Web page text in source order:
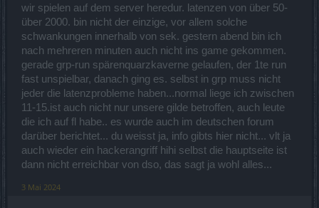
wir spielen auf dem server heredur. latenzen von über 50-
über 2000. bin nicht der einzige, vor allem solche
schwankungen innerhalb von sek. gestern abend bin ich
nach mehreren minuten auch nicht ins game gekommen.
gerade grp-run spärenquarzkaverne gelaufen, der 1te run
fast unspielbar, danach ging es. selbst in grp muss nicht
jeder die latenzprobleme haben...normal liege ich zwischen
11-15.ist auch nicht nur unsere gilde betroffen, auch leute
die ich auf fl habe.. es wurde auch im deutschen forum
darüber berichtet... du weisst ja, info gibts hier nicht... vlt ja
auch wieder ein hackerangriff hihi selbst die hauptseite ist
dann nicht erreichbar von dso, das sagt ja wohl alles...
3 Mai 2024